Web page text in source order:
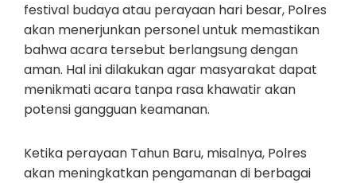
festival budaya atau perayaan hari besar, Polres
akan menerjunkan personel untuk memastikan
bahwa acara tersebut berlangsung dengan
aman. Hal ini dilakukan agar masyarakat dapat
menikmati acara tanpa rasa khawatir akan
potensi gangguan keamanan.
Ketika perayaan Tahun Baru, misalnya, Polres
akan meningkatkan pengamanan di berbagai